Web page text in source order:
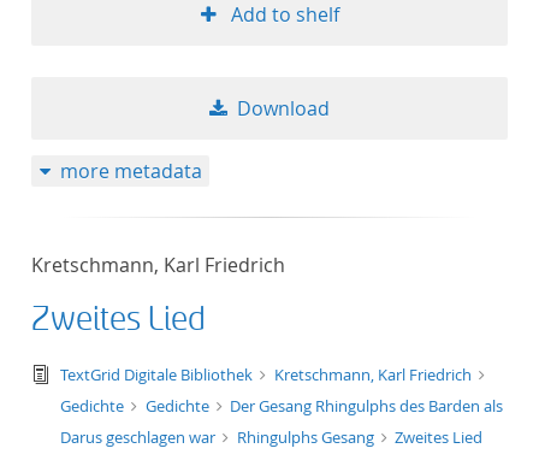
Add to shelf
Download
more metadata
Kretschmann, Karl Friedrich
Zweites Lied
text/tg.edition+tg.aggregation+xml
TextGrid Digitale Bibliothek
Kretschmann, Karl Friedrich
Gedichte
Gedichte
Der Gesang Rhingulphs des Barden als
Darus geschlagen war
Rhingulphs Gesang Zweites Lied